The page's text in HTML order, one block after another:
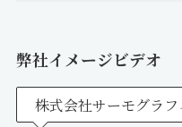
弊社イメージビデオ
株式会社サーモグラ